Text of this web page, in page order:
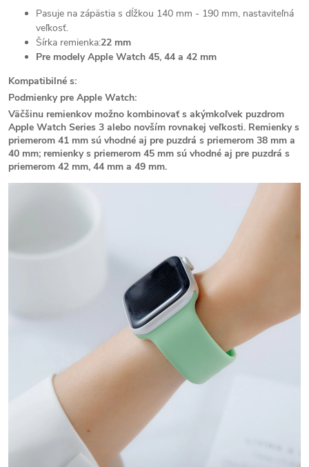
Pasuje na zápästia s dĺžkou 140 mm - 190 mm, nastaviteľná
veľkosť.
Šírka remienka:22 mm
Pre modely Apple Watch 45, 44 a 42 mm
Kompatibilné s:
Podmienky pre Apple Watch:
Väčšinu remienkov možno kombinovať s akýmkoľvek puzdrom
Apple Watch Series 3 alebo novším rovnakej veľkosti. Remienky s
priemerom 41 mm sú vhodné aj pre puzdrá s priemerom 38 mm a
40 mm; remienky s priemerom 45 mm sú vhodné aj pre puzdrá s
priemerom 42 mm, 44 mm a 49 mm.